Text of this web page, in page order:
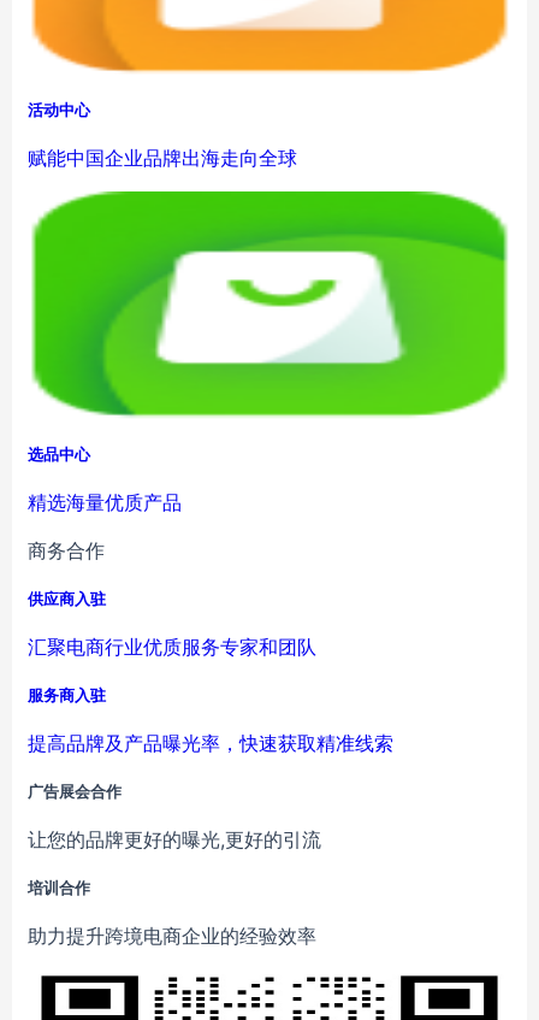
活动中心
赋能中国企业品牌出海走向全球
选品中心
精选海量优质产品
商务合作
供应商入驻
汇聚电商行业优质服务专家和团队
服务商入驻
提高品牌及产品曝光率，快速获取精准线索
广告展会合作
让您的品牌更好的曝光,更好的引流
培训合作
助力提升跨境电商企业的经验效率